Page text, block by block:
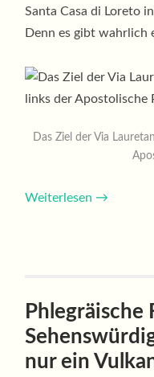
Santa Casa di Loreto
Denn es gibt wahrlich
Das Ziel der Via
Weiterlesen →
Phlegräische
nur ein